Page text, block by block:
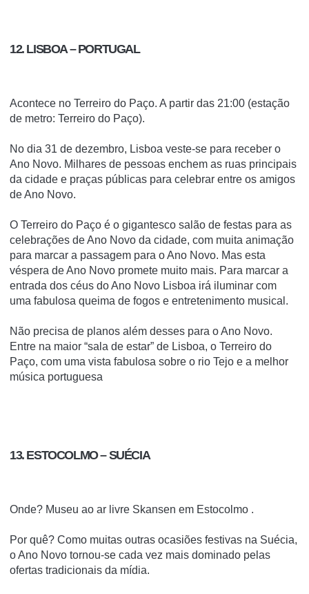
12. LISBOA – PORTUGAL
Acontece no Terreiro do Paço. A partir das 21:00 (estação
de metro: Terreiro do Paço).
No dia 31 de dezembro, Lisboa veste-se para receber o
Ano Novo. Milhares de pessoas enchem as ruas principais
da cidade e praças públicas para celebrar entre os amigos
de Ano Novo.
O Terreiro do Paço é o gigantesco salão de festas para as
celebrações de Ano Novo da cidade, com muita animação
para marcar a passagem para o Ano Novo. Mas esta
véspera de Ano Novo promete muito mais. Para marcar a
entrada dos céus do Ano Novo Lisboa irá iluminar com
uma fabulosa queima de fogos e entretenimento musical.
Não precisa de planos além desses para o Ano Novo.
Entre na maior “sala de estar” de Lisboa, o Terreiro do
Paço, com uma vista fabulosa sobre o rio Tejo e a melhor
música portuguesa
13. ESTOCOLMO – SUÉCIA
Onde? Museu ao ar livre Skansen em Estocolmo .
Por quê? Como muitas outras ocasiões festivas na Suécia,
o Ano Novo tornou-se cada vez mais dominado pelas
ofertas tradicionais da mídia.